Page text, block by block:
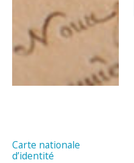
Carte nationale
d’identité